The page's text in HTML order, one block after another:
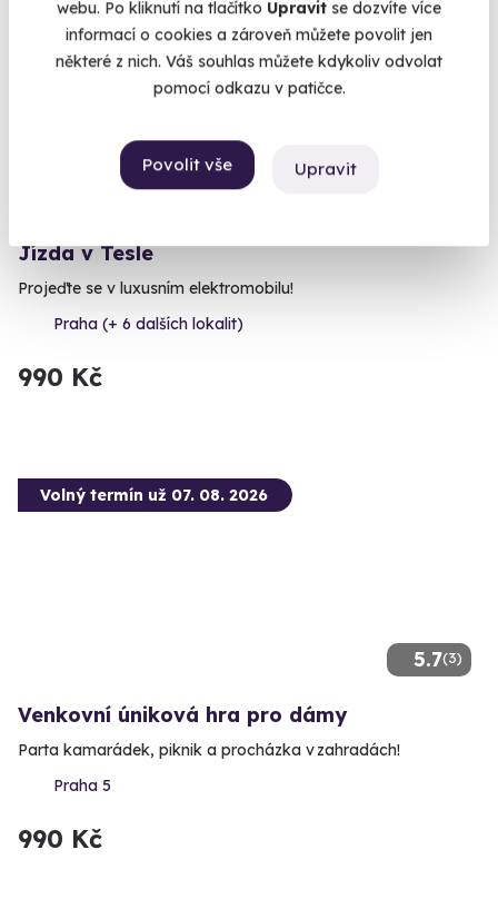
webu. Po kliknutí na tlačítko Upravit se dozvíte více
informací o cookies a zároveň můžete povolit jen
některé z nich. Váš souhlas můžete kdykoliv odvolat
pomocí odkazu v patičce.
Povolit vše Upravit
Jízda v Tesle
Projeďte se v luxusním elektromobilu!
Praha (+ 6 dalších lokalit)
990 Kč
5.7(3)
Volný termín už 07. 08. 2026
Venkovní úniková hra pro dámy
Parta kamarádek, piknik a procházka v zahradách!
Praha 5
990 Kč